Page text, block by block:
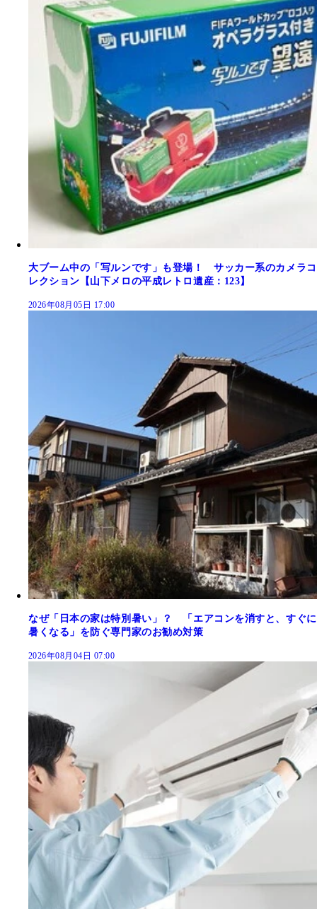
大ブーム中の「写ルンです」も登場！ サッカー系のカメラコ
レクション【山下メロの平成レトロ遺産：123】
2026年08月05日 17:00
なぜ「日本の家は特別暑い」？ 「エアコンを消すと、すぐに
暑くなる」を防ぐ専門家のお勧め対策
2026年08月04日 07:00